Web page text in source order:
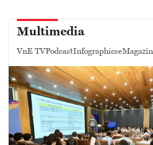
Multimedia
VnE TVPodcastInfographics